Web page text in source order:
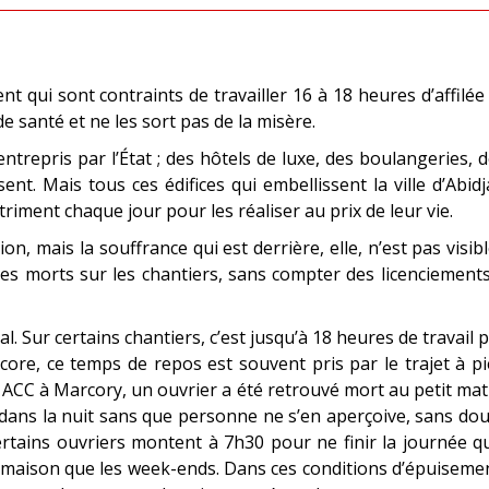
qui sont contraints de travailler 16 à 18 heures
santé et ne les sort pas de la misère.
par l’État ; des hôtels de luxe, des boulangeries,
Mais tous ces édifices qui embellissent la ville
chaque jour pour les réaliser au prix de leur vie.
mais la souffrance qui est derrière, elle, n’est pas
morts sur les chantiers, sans compter des
certains chantiers, c’est jusqu’à 18 heures de travail
ce temps de repos est souvent pris par le trajet à
à Marcory, un ouvrier a été retrouvé mort au petit
la nuit sans que personne ne s’en aperçoive, sans
ouvriers montent à 7h30 pour ne finir la journée
que les week-ends. Dans ces conditions